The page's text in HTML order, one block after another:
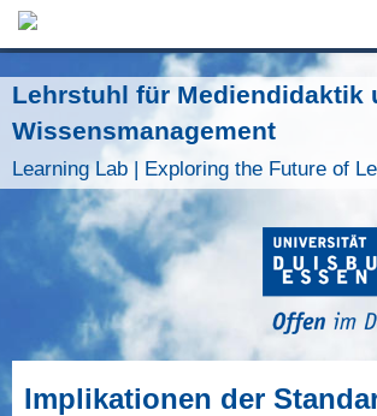
Jump to Navigation
Lehrstuhl für Mediendidaktik
Wissensmanagement
Learning Lab | Exploring the Future of
Implikationen der